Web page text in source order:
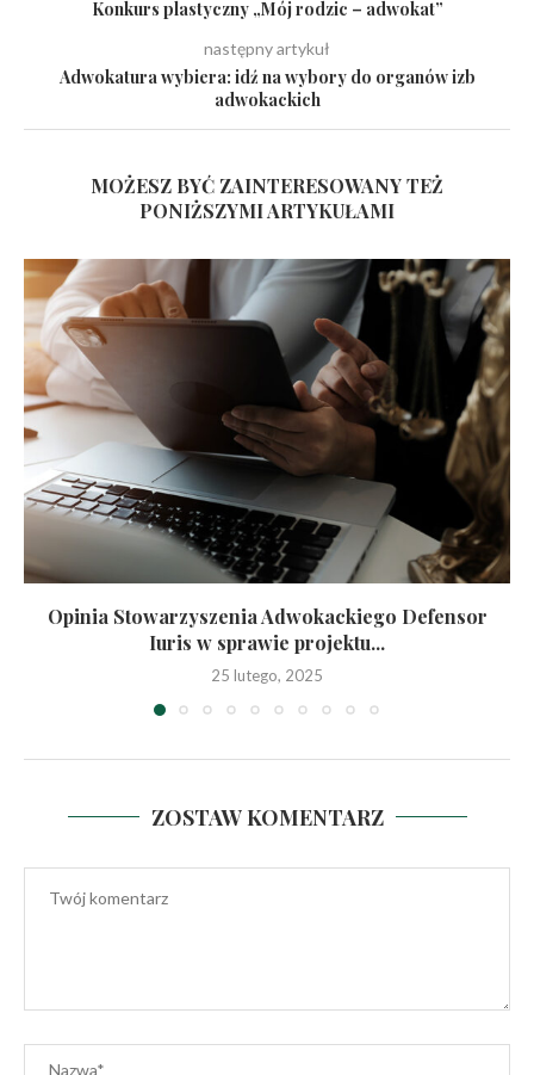
Konkurs plastyczny „Mój rodzic – adwokat”
następny artykuł
Adwokatura wybiera: idź na wybory do organów izb
adwokackich
MOŻESZ BYĆ ZAINTERESOWANY TEŻ
PONIŻSZYMI ARTYKUŁAMI
Opinia Stowarzyszenia Adwokackiego Defensor
Iuris w sprawie projektu...
25 lutego, 2025
ZOSTAW KOMENTARZ